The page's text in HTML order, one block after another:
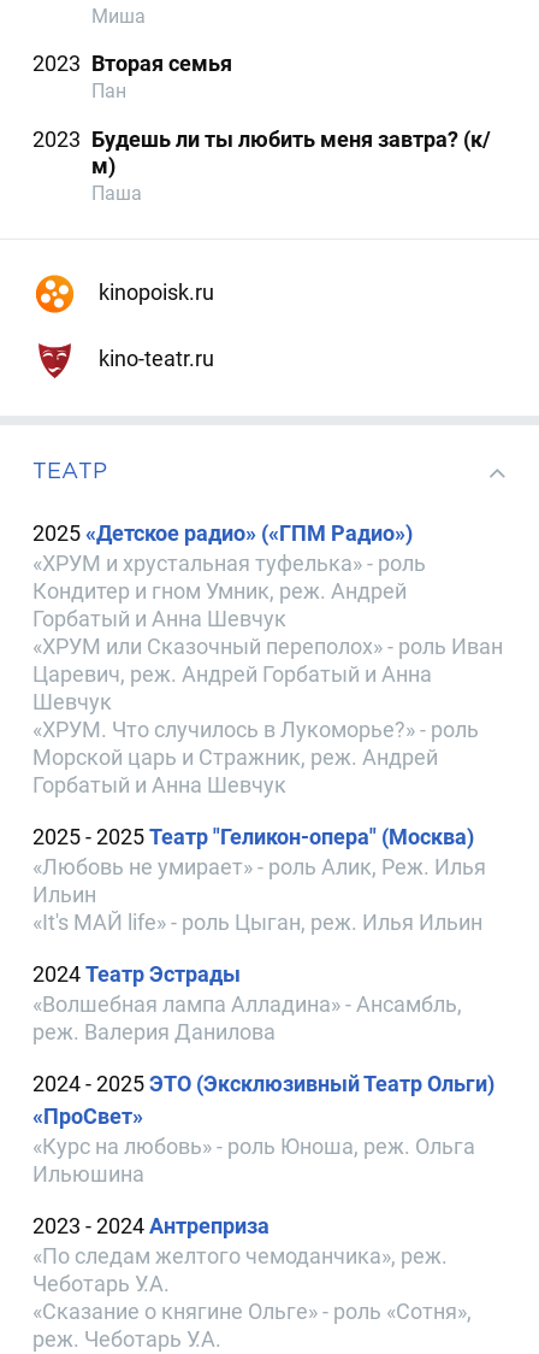
Миша
2023 Вторая семья
Пан
2023 Будешь ли ты любить меня завтра? (к/
м)
Паша
kinopoisk.ru
kino-teatr.ru
ТЕАТР
2025«Детское радио» («ГПМ Радио»)
«ХРУМ и хрустальная туфелька» - роль
Кондитер и гном Умник, реж. Андрей
Горбатый и Анна Шевчук
«ХРУМ или Сказочный переполох» - роль Иван
Царевич, реж. Андрей Горбатый и Анна
Шевчук
«ХРУМ. Что случилось в Лукоморье?» - роль
Морской царь и Стражник, реж. Андрей
Горбатый и Анна Шевчук
2025 - 2025Театр "Геликон-опера" (Москва)
«Любовь не умирает» - роль Алик, Реж. Илья
Ильин
«It's МАЙ life» - роль Цыган, реж. Илья Ильин
2024Театр Эстрады
«Волшебная лампа Алладина» - Ансамбль,
реж. Валерия Данилова
2024 - 2025ЭТО (Эксклюзивный Театр Ольги)
«ПроСвет»
«Курс на любовь» - роль Юноша, реж. Ольга
Ильюшина
2023 - 2024Антреприза
«По следам желтого чемоданчика», реж.
Чеботарь У.А.
«Сказание о княгине Ольге» - роль «Сотня»,
реж. Чеботарь У.А.